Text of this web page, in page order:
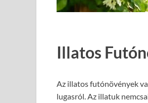
Illatos
Az illatos futónövények
lugasról. Az illatuk